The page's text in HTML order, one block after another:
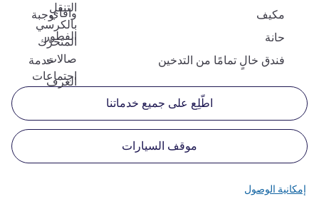
التنقل
بالكرسي
المتحرّك
وافاي
مكيف
وجبة
الفطور
حانة
صالات
اجتماعات
فندق خالٍ تمامًا من التدخين
خدمة
الغرف
اطّلِع على جميع خدماتنا
موقف السيارات
إمكانية الوصول